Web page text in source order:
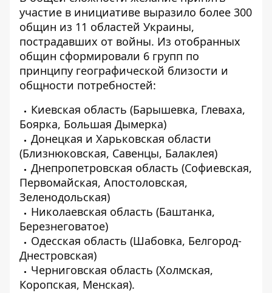
участие в инициативе выразило более 300
общин из 11 областей Украины,
пострадавших от войны. Из отобранных
общин сформировали 6 групп по
принципу географической близости и
общности потребностей:
Киевская область (Барышевка, Глеваха,
Боярка, Большая Дымерка)
Донецкая и Харьковская области
(Близнюковская, Савенцы, Балаклея)
Днепропетровская область (Софиевская,
Первомайская, Апостоловская,
Зеленодольская)
Николаевская область (Баштанка,
Березнеговатое)
Одесская область (Шабовка, Белгород-
Днестровская)
Черниговская область (Холмская,
Коропская, Менская).